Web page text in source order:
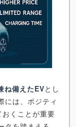
ね備えたEVとし
には、ポジティ
くことが重要